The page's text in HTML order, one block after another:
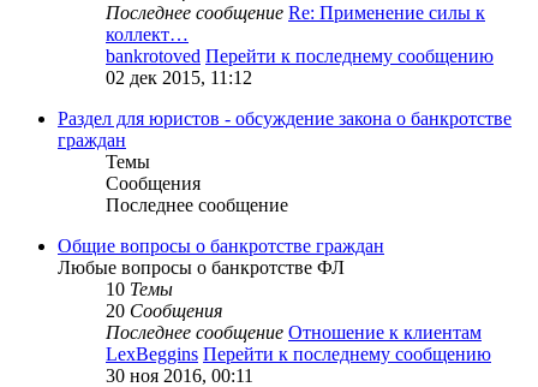
Последнее сообщение Re: Применение силы к
коллект…
bankrotoved Перейти к последнему сообщению
02 дек 2015, 11:12
Раздел для юристов - обсуждение закона о банкротстве
граждан
Темы
Сообщения
Последнее сообщение
Общие вопросы о банкротстве граждан
Любые вопросы о банкротстве ФЛ
10 Темы
20 Сообщения
Последнее сообщение Отношение к клиентам
LexBeggins Перейти к последнему сообщению
30 ноя 2016, 00:11